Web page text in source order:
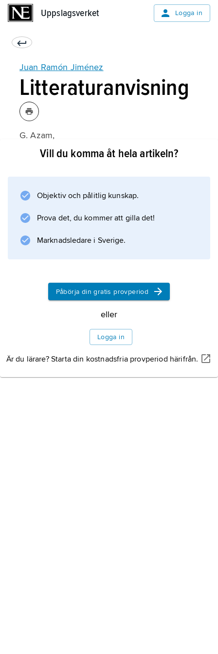
Uppslagsverket Logga in
Juan Ramón Jiménez
Litteraturanvisning
G. Azam,
La obra de Juan Ramón Jiménez
Vill du komma åt hela artikeln?
Objektiv och pålitlig kunskap.
Prova det, du kommer att gilla det!
Marknadsledare i Sverige.
Påbörja din gratis provperiod
eller
Logga in
Är du lärare? Starta din kostnadsfria provperiod härifrån.